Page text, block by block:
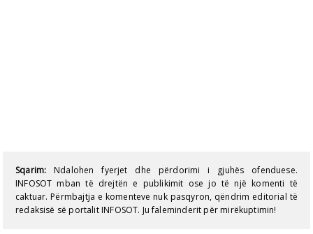
Sqarim: Ndalohen fyerjet dhe përdorimi i gjuhës ofenduese.
INFOSOT mban të drejtën e publikimit ose jo të një komenti të
caktuar. Përmbajtja e komenteve nuk pasqyron, qëndrim editorial të
redaksisë së portalit INFOSOT. Ju faleminderit për mirëkuptimin!